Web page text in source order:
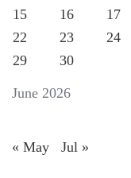
June 2026
15
16 17
22
23 24
29
30
« May Jul »